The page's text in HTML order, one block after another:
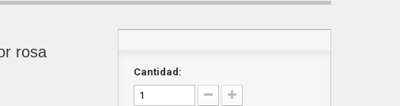
rosa
Cantidad: